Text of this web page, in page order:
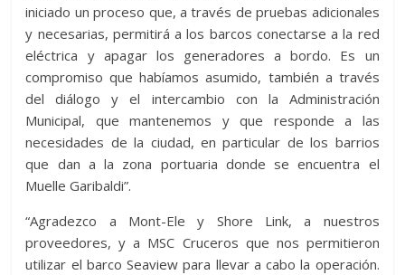
iniciado un proceso que, a través de pruebas adicionales
y necesarias, permitirá a los barcos conectarse a la red
eléctrica y apagar los generadores a bordo. Es un
compromiso que habíamos asumido, también a través
del diálogo y el intercambio con la Administración
Municipal, que mantenemos y que responde a las
necesidades de la ciudad, en particular de los barrios
que dan a la zona portuaria donde se encuentra el
Muelle Garibaldi”.
“Agradezco a Mont-Ele y Shore Link, a nuestros
proveedores, y a MSC Cruceros que nos permitieron
utilizar el barco Seaview para llevar a cabo la operación.